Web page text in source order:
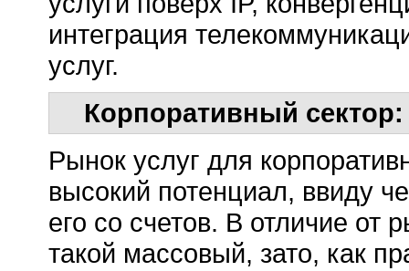
интеграция
услуг.
Корпоративный
Рынок услуг для
высокий потенциал, ввиду
его со счетов. В отличие от
такой массовый, зато, как